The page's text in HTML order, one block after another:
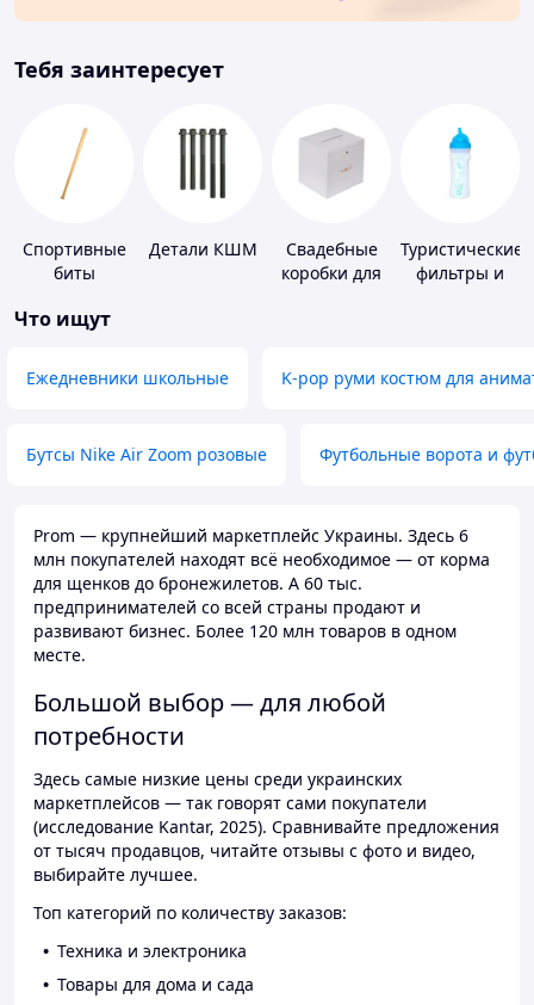
Тебя заинтересует
Спортивные
биты
Детали КШМ
Свадебные
коробки для
Туристические
фильтры и
Что ищут
Ежедневники школьные K-pop руми костюм для
Бутсы Nike Air Zoom розовые Футбольные ворота и
Prom — крупнейший маркетплейс Украины. Здесь 6
млн покупателей находят всё необходимое — от корма
для щенков до бронежилетов. А 60 тыс.
предпринимателей со всей страны продают и
развивают бизнес. Более 120 млн товаров в одном
месте.
Большой выбор — для любой
потребности
Здесь самые низкие цены среди украинских
маркетплейсов — так говорят сами покупатели
(исследование Kantar, 2025). Сравнивайте предложения
от тысяч продавцов, читайте отзывы с фото и видео,
выбирайте лучшее.
Топ категорий по количеству заказов:
Техника и электроника
Товары для дома и сада